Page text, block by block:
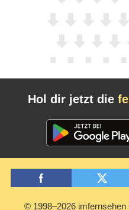
Hol dir jetzt die
© 1998–2026